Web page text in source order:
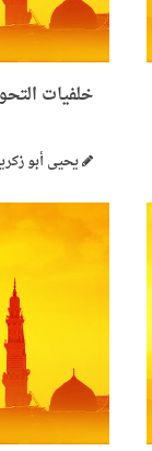
خلفيات
يحيى أبو